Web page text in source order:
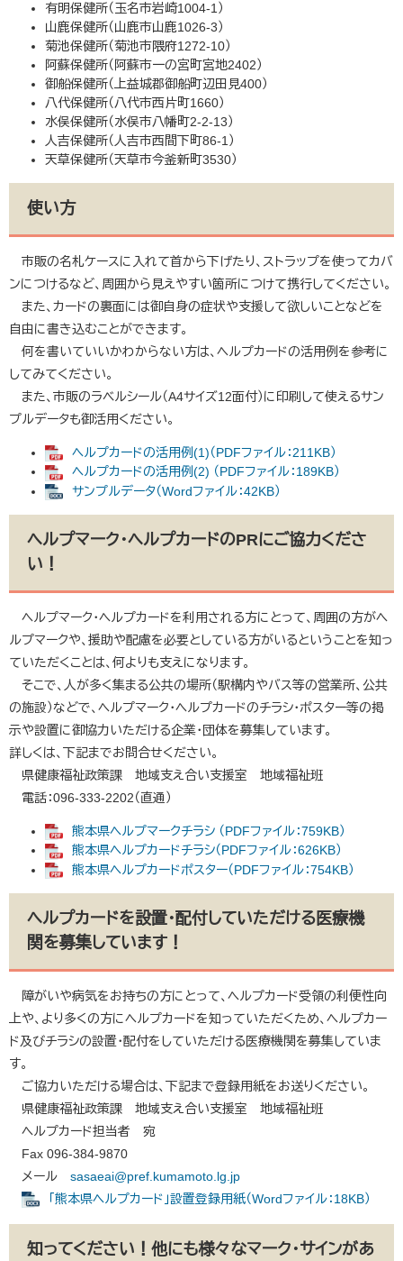
有明保健所（玉名市岩崎1004-1）
山鹿保健所（山鹿市山鹿1026-3）
菊池保健所（菊池市隈府1272-10）
阿蘇保健所（阿蘇市一の宮町宮地2402）
御船保健所（上益城郡御船町辺田見400）
八代保健所（八代市西片町1660）
水俣保健所（水俣市八幡町2-2-13）
人吉保健所（人吉市西間下町86‐1）
天草保健所（天草市今釜新町3530）
使い方
市販の名札ケースに入れて首から下げたり、ストラップを使ってカバ
ンにつけるなど、周囲から見えやすい箇所につけて携行してください。
また、カードの裏面には御自身の症状や支援して欲しいことなどを
自由に書き込むことができます。
何を書いていいかわからない方は、ヘルプカードの活用例を参考に
してみてください。
また、市販のラベルシール（A4サイズ12面付）に印刷して使えるサン
プルデータも御活用ください。
ヘルプカードの活用例(1)（PDFファイル：211KB）
ヘルプカードの活用例(2) （PDFファイル：189KB）
サンプルデータ（Wordファイル：42KB）
ヘルプマーク・ヘルプカードのPRにご協力くださ
い！
ヘルプマーク・ヘルプカードを利用される方にとって、周囲の方がヘ
ルプマークや、援助や配慮を必要としている方がいるということを知っ
ていただくことは、何よりも支えになります。
そこで、人が多く集まる公共の場所（駅構内やバス等の営業所、公共
の施設）などで、ヘルプマーク・ヘルプカードのチラシ・ポスター等の掲
示や設置に御協力いただける企業・団体を募集しています。
詳しくは、下記までお問合せください。
県健康福祉政策課 地域支え合い支援室 地域福祉班
電話：096-333-2202（直通）
熊本県ヘルプマークチラシ （PDFファイル：759KB）
熊本県ヘルプカードチラシ（PDFファイル：626KB）
熊本県ヘルプカードポスター（PDFファイル：754KB）
ヘルプカードを設置・配付していただける医療機
関を募集しています！
障がいや病気をお持ちの方にとって、ヘルプカード受領の利便性向
上や、より多くの方にヘルプカードを知っていただくため、ヘルプカー
ド及びチラシの設置・配付をしていただける医療機関を募集していま
す。
ご協力いただける場合は、下記まで登録用紙をお送りください。
県健康福祉政策課 地域支え合い支援室 地域福祉班
ヘルプカード担当者 宛
Fax 096-384-9870
メール sasaeai@pref.kumamoto.lg.jp
「熊本県ヘルプカード」設置登録用紙（Wordファイル：18KB）
知ってください！他にも様々なマーク・サインがあ